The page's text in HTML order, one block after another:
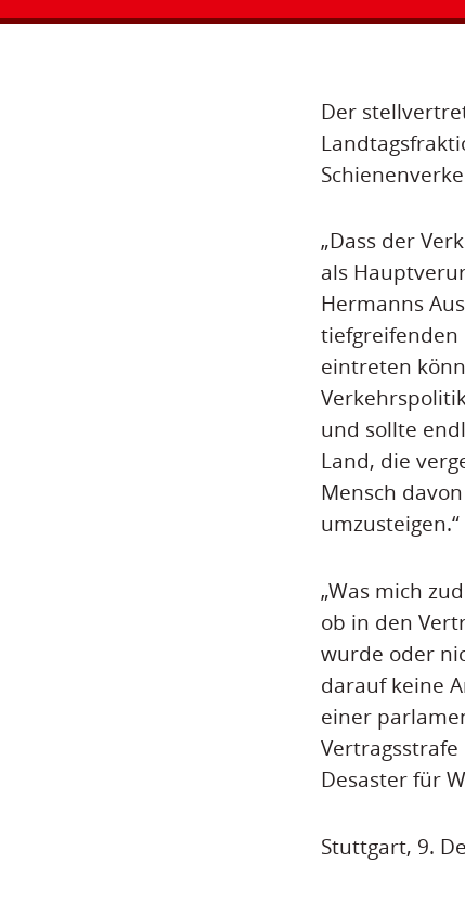
Der
„Dass der
als
Hermanns
tiefgreifenden
eintreten
und sollte
Land, die
Mensch
umzusteigen.“
„Was mich
ob in den
wurde oder
darauf keine
einer
Desaster für
Stuttgart, 9.